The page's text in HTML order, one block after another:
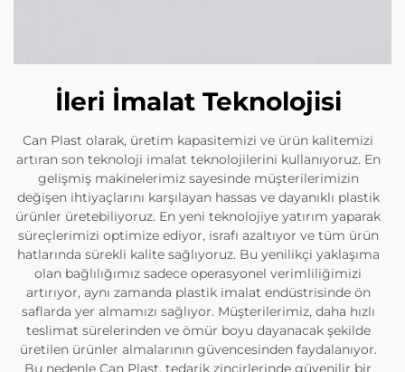
İleri İmalat Teknolojisi
Can Plast olarak, üretim kapasitemizi ve ürün kalitemizi
artıran son teknoloji imalat teknolojilerini kullanıyoruz. En
gelişmiş makinelerimiz sayesinde müşterilerimizin
değişen ihtiyaçlarını karşılayan hassas ve dayanıklı plastik
ürünler üretebiliyoruz. En yeni teknolojiye yatırım yaparak
süreçlerimizi optimize ediyor, israfı azaltıyor ve tüm ürün
hatlarında sürekli kalite sağlıyoruz. Bu yenilikçi yaklaşıma
olan bağlılığımız sadece operasyonel verimliliğimizi
artırıyor, aynı zamanda plastik imalat endüstrisinde ön
saflarda yer almamızı sağlıyor. Müşterilerimiz, daha hızlı
teslimat sürelerinden ve ömür boyu dayanacak şekilde
üretilen ürünler almalarının güvencesinden faydalanıyor.
Bu nedenle Can Plast, tedarik zincirlerinde güvenilir bir